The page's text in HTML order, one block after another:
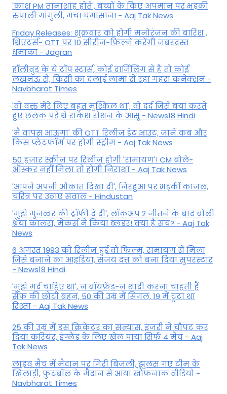
'काश PM तानाशाह होते', बच्चों के किए अपमान पर भड़कीं
रुपाली गांगुली, मचा घमासान! - Aaj Tak News
Friday Releases: शुक्रवार को होगी मनोरंजन की बारिश ,
थिएटर्स- OTT पर 10 सीरीज-फिल्में करेंगी जबरदस्त
धमाका - Jagran
हॉलीवुड के ये टॉप स्टार्स, कोई दार्जिलिंग से हैं तो कोई
लखनऊ से, किसी का दलाई लामा से रहा गहरा कनेक्शन -
Navbharat Times
'वो वक्त मेरे लिए बहुत मुश्किल था', वो दर्द जिसे बयां करते
हुए छलक पड़े थे राकेश रोशन के आंसू - News18 Hindi
'मैं वापस आऊंगा' की OTT रिलीज डेट आउट, जानें कब और
किस प्लेटफॉर्म पर होगी स्ट्रीम - Aaj Tak News
50 हजार स्क्रीन पर रिलीज होगी 'रामायण'! CM बोले-
ऑस्कर नहीं मिला तो होगी निराशा - Aaj Tak News
'आपने अपनी औकात दिखा दी', निरहुआ पर भड़कीं काजल,
चरित्र पर उठाए सवाल - Hindustan
'मुझे मुनव्वर की ट्रॉफी दे दी', लॉकअप 2 जीतने के बाद बोलीं
श्रेया कालरा, मेकर्स ने किया ब्लंडर! क्या है सच? - Aaj Tak
News
6 अगस्त 1993 को रिलीज हुई वो फिल्म, रामायण से मिला
जिसे बनाने का आइडिया, संजय दत्त को बना दिया सुपरस्टार
- News18 Hindi
'मुझे मर्द चाहिए था', न बॉयफ्रेंड-न शादी करना चाहती हैं
सैफ की छोटी बहन, 50 की उम्र में सिंगल, 19 में टूटा था
रिश्ता - Aaj Tak News
25 की उम्र में इस क्रिकेटर का संन्यास, इंजरी ने चौपट कर
दिया करियर, इंग्लैंड के लिए खेल पाया सिर्फ 4 मैच - Aaj
Tak News
लाइव मैच में मैदान पर गिरी बिजली, झुलस गए टीम के
खिलाड़ी, फुटबॉल के मैदान से आया खौफनाक वीडियो -
Navbharat Times